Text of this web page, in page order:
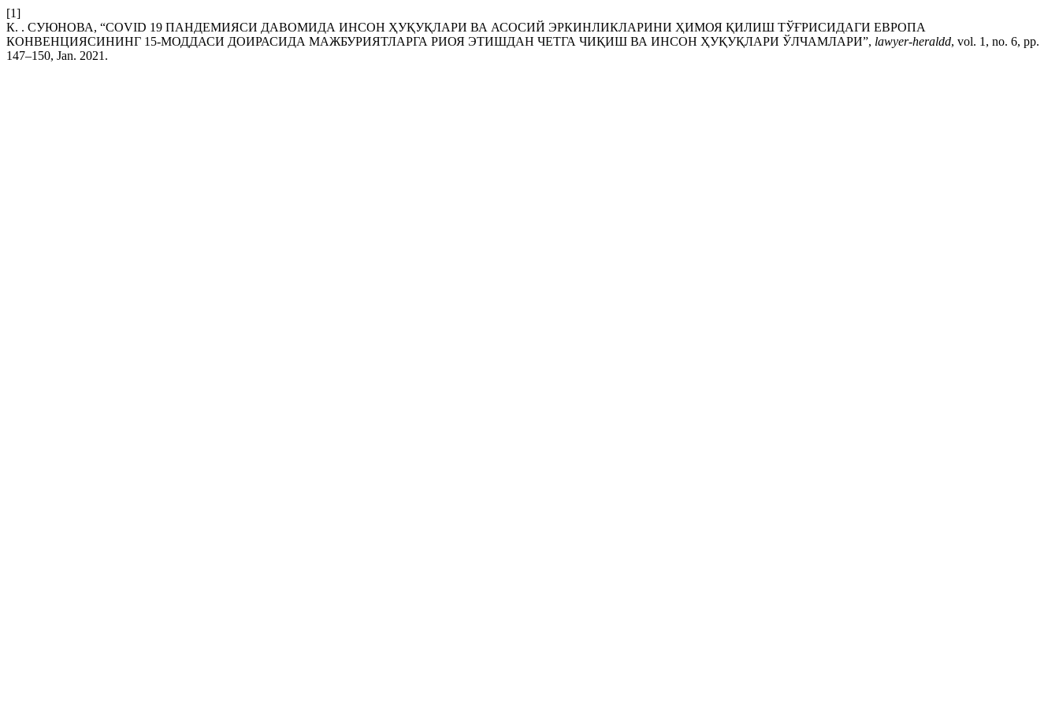
[1]
К. . СУЮНОВА, “COVID 19 ПАНДЕМИЯСИ ДАВОМИДА ИНСОН ҲУҚУҚЛАРИ ВА АСОСИЙ ЭРКИНЛИКЛАРИНИ ҲИМОЯ ҚИЛИШ ТЎҒРИСИДАГИ ЕВРОПА
КОНВЕНЦИЯСИНИНГ 15-МОДДАСИ ДОИРАСИДА МАЖБУРИЯТЛАРГА РИОЯ ЭТИШДАН ЧЕТГА ЧИҚИШ ВА ИНСОН ҲУҚУҚЛАРИ ЎЛЧАМЛАРИ”, lawyer-heraldd, vol. 1, no. 6, pp.
147–150, Jan. 2021.